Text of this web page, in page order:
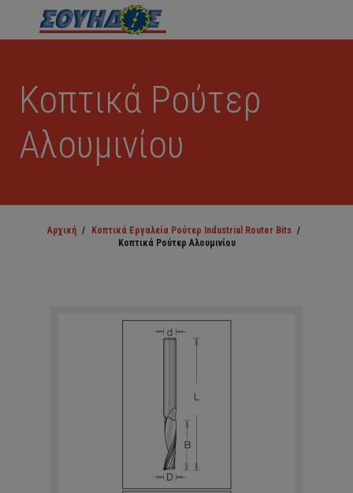
Κοπτικά Ρούτερ
Αλουμινίου
Αρχική / Κοπτικά Εργαλεία Ρούτερ Industrial Router Bits /
Κοπτικά Ρούτερ Αλουμινίου